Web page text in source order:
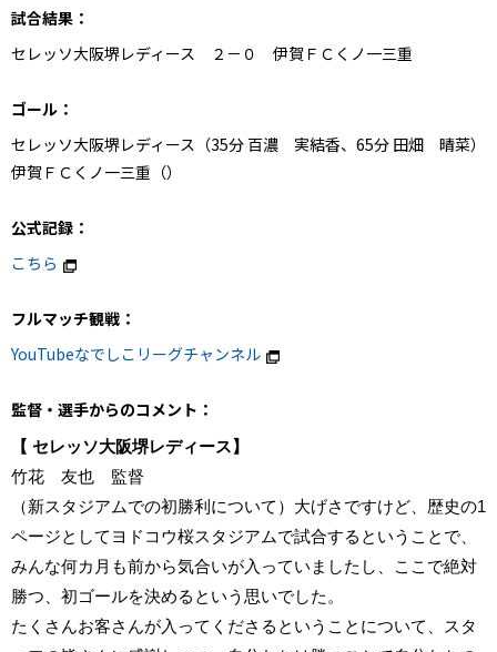
試合結果：
セレッソ大阪堺レディース ２－０ 伊賀ＦＣくノ一三重
ゴール：
セレッソ大阪堺レディース（35分百濃 実結香、65分 田畑 晴菜）
伊賀ＦＣくノ一三重（）
公式記録：
こちら
フルマッチ観戦：
YouTubeなでしこリーグチャンネル
監督・選手からのコメント：
【 セレッソ大阪堺レディース】
竹花 友也 監督
（新スタジアムでの初勝利について）大げさですけど、歴史の1
ページとしてヨドコウ桜スタジアムで試合するということで、
みんな何カ月も前から気合いが入っていましたし、ここで絶対
勝つ、初ゴールを決めるという思いでした。
たくさんお客さんが入ってくださるということについて、スタ